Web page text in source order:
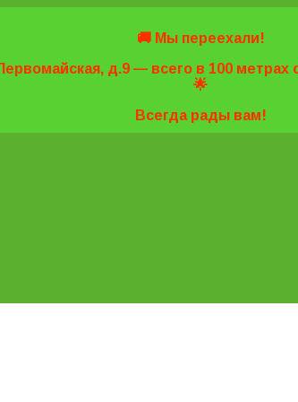
🚚 Мы переехали!
д.9 — всего в 100
🌟
Всегда рады вам!